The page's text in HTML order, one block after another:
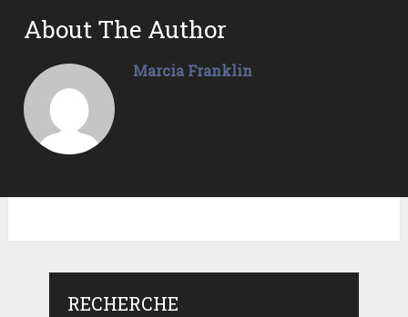
About The Author
Marcia Franklin
RECHERCHE